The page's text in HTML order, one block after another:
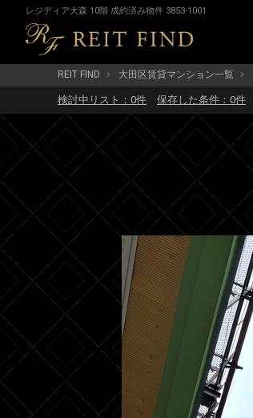
レジディア大森 10階 成約済み物件 3853-1001
REIT FIND 大田区賃貸マンション一覧
検討中リスト： 0件 保存した条件： 0件